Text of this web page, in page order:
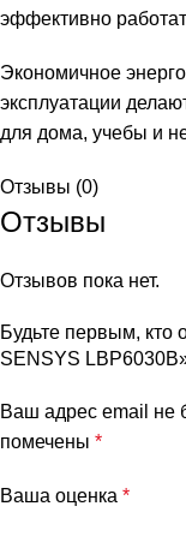
эффективно
Экономичное
эксплуатации
для дома, учебы и
Отзывы (0)
Отзывы
Отзывов пока нет.
Будьте первым, кто
SENSYS
Ваш адрес email не
помечены *
Ваша оценка *